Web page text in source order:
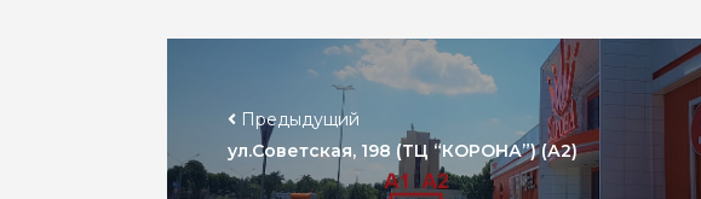
Предыдущий
ул.Советская, 198 (ТЦ “КОРОНА”) (А2)